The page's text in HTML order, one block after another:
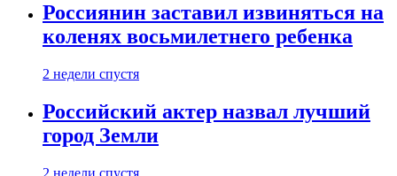
Россиянин заставил извиняться на
коленях восьмилетнего ребенка
2 недели спустя
Российский актер назвал лучший
город Земли
2 недели спустя